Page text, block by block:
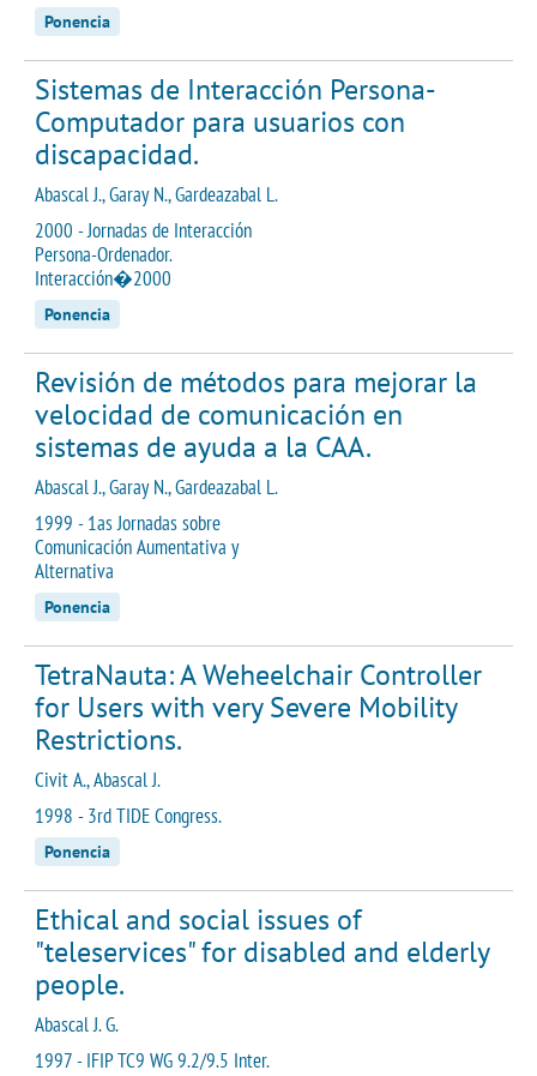
Ponencia
Sistemas de Interacción Persona-
Computador para usuarios con
discapacidad.
Abascal J., Garay N., Gardeazabal L.
2000 - Jornadas de Interacción
Persona-Ordenador.
Interacción�2000
Ponencia
Revisión de métodos para mejorar la
velocidad de comunicación en
sistemas de ayuda a la CAA.
Abascal J., Garay N., Gardeazabal L.
1999 - 1as Jornadas sobre
Comunicación Aumentativa y
Alternativa
Ponencia
TetraNauta: A Weheelchair Controller
for Users with very Severe Mobility
Restrictions.
Civit A., Abascal J.
1998 - 3rd TIDE Congress.
Ponencia
Ethical and social issues of
"teleservices" for disabled and elderly
people.
Abascal J. G.
1997 - IFIP TC9 WG 9.2/9.5 Inter.